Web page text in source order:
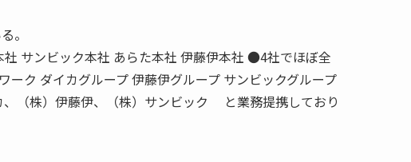
。
サンビック本社 あらた本社 伊藤伊本社 ●4社でほぼ全
ーク ダイカグループ 伊藤伊グループ サンビックグループ
（株）伊藤伊、（株）サンビック と業務提携しており